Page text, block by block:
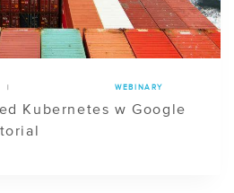
WEBINARY
Kubernetes w Google